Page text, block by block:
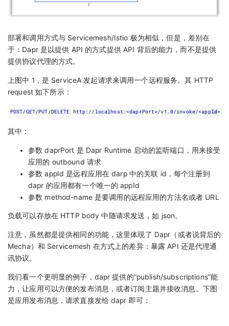
部署和调用方式与 Servicemesh/Istio 极为相似，但是，差别在
于：Dapr 是以提供 API 的方式提供 API 背后的能力，而不是提供
提供协议代理的方式。
上图中 1，是 ServiceA 发起请求来调用一个远程服务。其 HTTP
request 如下所示：
其中：
参数 daprPort 是 Dapr Runtime 启动的监听端口，用来接受
应用的 outbound 请求
参数 appId 是远程应用在 darp 中的关联 id，每个注册到
dapr 的应用都有一个唯一的 appId
参数 method-name 是要调用的远程应用的方法名或者 URL
负载可以存放在 HTTP body 中随请求发送，如 json。
注意，虽然都是提供相同的功能，这里体现了 Dapr（或者说背后的
Mecha）和 Servicemesh 在方式上的差异：暴露 API 还是代理通
讯协议。
我们看一个更明显的例子，dapr 提供的“publish/subscriptions”能
力，让应用可以方便的发布消息，或者订阅主题并接收消息。下图
是应用发布消息，请求直接发给 dapr 即可：